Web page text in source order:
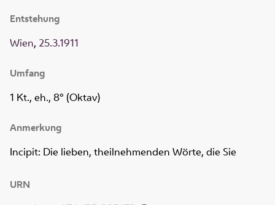
Entstehung
Wien, 25.3.1911
Umfang
1 Kt., eh., 8° (Oktav)
Anmerkung
Incipit: Die lieben, theilnehmenden Wörte, die Sie
URN